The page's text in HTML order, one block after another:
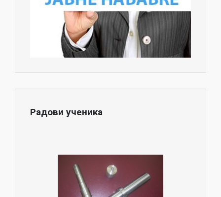
Радови ученика